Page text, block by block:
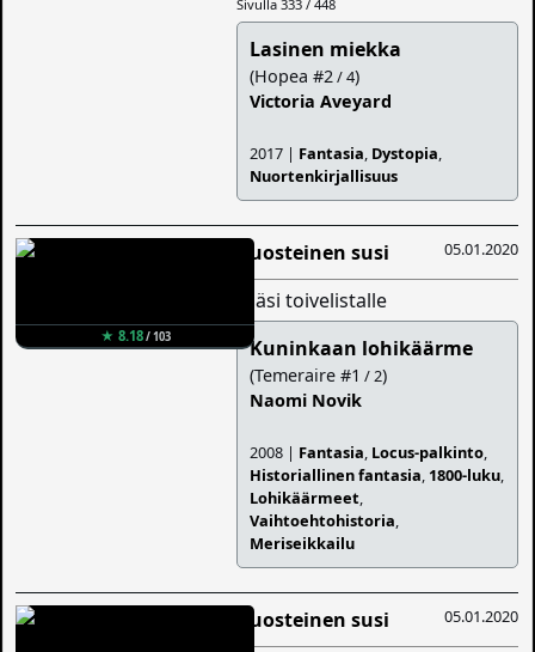
Sivulla 333 / 448
Lasinen miekka
(Hopea #2/ 4)
Victoria Aveyard
2017 | Fantasia, Dystopia,
Nuortenkirjallisuus
★ 8.18/ 103
05.01.2020
Ruosteinen susi
lisäsi toivelistalle
Kuninkaan lohikäärme
(Temeraire #1 / 2)
Naomi Novik
2008 | Fantasia, Locus-palkinto,
Historiallinen fantasia, 1800-luku,
Lohikäärmeet,
Vaihtoehtohistoria,
Meriseikkailu
05.01.2020
Ruosteinen susi